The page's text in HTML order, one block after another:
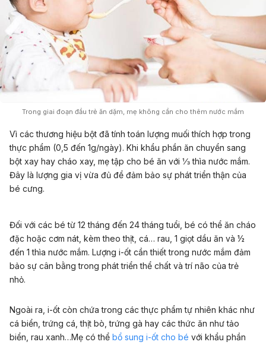
Trong giai đoạn đầu trẻ ăn dặm, mẹ không cần cho thêm nước mắm
Vì các thương hiệu bột đã tính toán lượng muối thích hợp trong
thực phẩm (0,5 đến 1g/ngày). Khi khẩu phần ăn chuyển sang
bột xay hay cháo xay, mẹ tập cho bé ăn với ⅓ thìa nước mắm.
Đây là lượng gia vị vừa đủ để đảm bảo sự phát triển thận của
bé cưng.
Đối với các bé từ 12 tháng đến 24 tháng tuổi, bé có thể ăn cháo
đặc hoặc cơm nát, kèm theo thịt, cá… rau, 1 giọt dầu ăn và ½
đến 1 thìa nước mắm. Lượng i-ốt cần thiết trong nước mắm đảm
bảo sự cân bằng trong phát triển thể chất và trí não của trẻ
nhỏ.
Ngoài ra, i-ốt còn chứa trong các thực phẩm tự nhiên khác như
cá biển, trứng cá, thịt bò, trứng gà hay các thức ăn như tảo
biển, rau xanh…Mẹ có thể bổ sung i-ốt cho bé với khẩu phần